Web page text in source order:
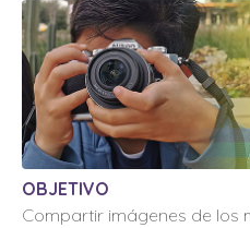
OBJETIVO
Compartir imágenes de los